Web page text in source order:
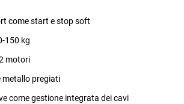
come start e stop soft
150 kg
motori
metallo pregiati
come gestione integrata dei cavi